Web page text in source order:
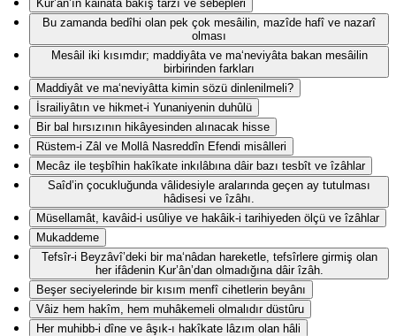
Kur’ân’ın kâinâta bakış tarzı ve sebepleri
Bu zamanda bedîhi olan pek çok mesâilin, mazîde hafî ve nazarî
olması
Mesâil iki kısımdır; maddiyâta ve ma‘neviyâta bakan mesâilin
birbirinden farkları
Maddiyât ve ma‘neviyâtta kimin sözü dinlenilmeli?
İsrailiyâtın ve hikmet-i Yunaniyenin duhûlü
Bir bal hırsızının hikâyesinden alınacak hisse
Rüstem-i Zâl ve Mollâ Nasreddîn Efendi misâlleri
Mecâz ile teşbîhin hakîkate inkılâbına dâir bazı tesbît ve îzâhlar
Saîd’in çocukluğunda vâlidesiyle aralarında geçen ay tutulması
hâdisesi ve îzâhı.
Müsellamât, kavâid-i usûliye ve hakâik-i tarihiyeden ölçü ve îzâhlar
Mukaddeme
Tefsîr-i Beyzâvî’deki bir ma‘nâdan hareketle, tefsîrlere girmiş olan
her ifâdenin Kur’ân’dan olmadığına dâir îzâh.
Beşer seciyelerinde bir kısım menfî cihetlerin beyânı
Vâiz hem hakîm, hem muhâkemeli olmalıdır düstûru
Her muhibb-i dîne ve âşık-ı hakîkate lâzım olan hâli